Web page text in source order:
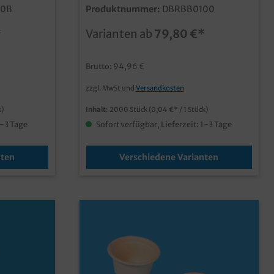
Tage
Karton (zu 50 Stück
unterverpackt)praktische
aus zertifizierter
Dichtigkeit3 verschiedene Größen
schließender Deckel mit Dampfloch
Sie einfach unseren Kundenservice
Produktnummer: DBRBB0100
Varianten ab 79,80 €*
Brutto: 94,96 €
zzgl. MwSt und Versandkosten
Inhalt: 2000 Stück (0,04 €* / 1 Stück)
Sofort verfügbar, Lieferzeit: 1-3 Tage
Verschiedene Varianten